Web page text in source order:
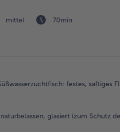
mittel 70min
festes, saftiges
glasiert (zum Schutz